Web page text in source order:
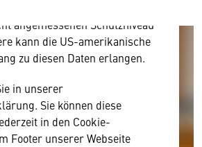
angemessenen Schutzniveau
kann die US-amerikanische
zu diesen Daten erlangen.
in unserer
Sie können diese
in den Cookie-
Footer unserer Webseite